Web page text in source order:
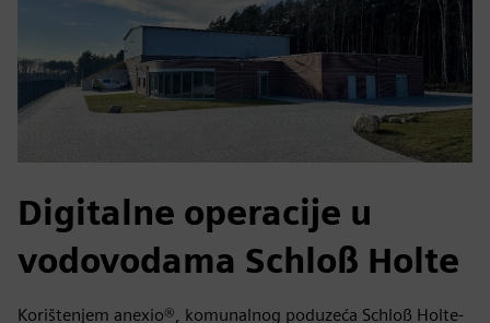
Digitalne operacije u
vodovodama Schloß Holte
Korištenjem anexio®, komunalnog poduzeća Schloß Holte-